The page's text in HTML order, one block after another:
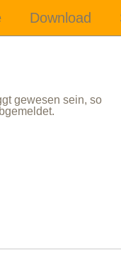
gewesen sein, so